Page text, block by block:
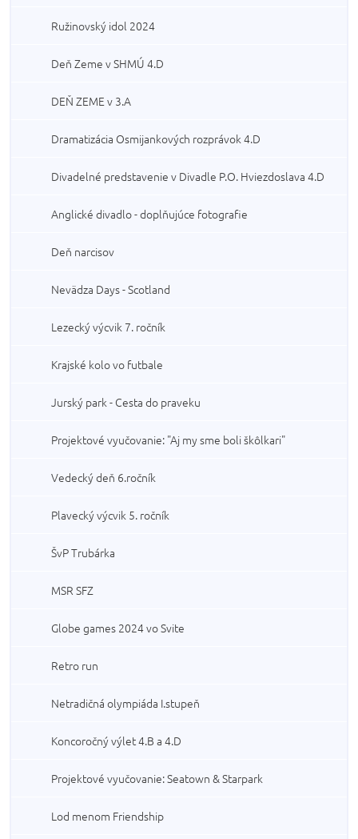
Ružinovský idol 2024
Deň Zeme v SHMÚ 4.D
DEŇ ZEME v 3.A
Dramatizácia Osmijankových rozprávok 4.D
Divadelné predstavenie v Divadle P.O. Hviezdoslava 4.D
Anglické divadlo - doplňujúce fotografie
Deň narcisov
Nevädza Days - Scotland
Lezecký výcvik 7. ročník
Krajské kolo vo futbale
Jurský park - Cesta do praveku
Projektové vyučovanie: "Aj my sme boli škôlkari"
Vedecký deň 6.ročník
Plavecký výcvik 5. ročník
ŠvP Trubárka
MSR SFZ
Globe games 2024 vo Svite
Retro run
Netradičná olympiáda I.stupeň
Koncoročný výlet 4.B a 4.D
Projektové vyučovanie: Seatown & Starpark
Lod menom Friendship